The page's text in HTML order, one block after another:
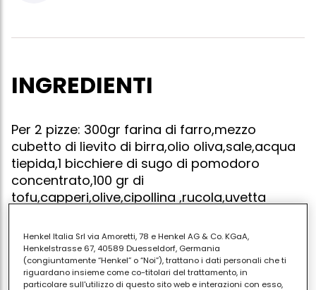
INGREDIENTI
Per 2 pizze: 300gr farina di farro,mezzo
cubetto di lievito di birra,olio oliva,sale,acqua
tiepida,1 bicchiere di sugo di pomodoro
concentrato,100 gr di
tofu,capperi,olive,cipollina ,rucola,uvetta
Impastare la farina con 2 bicchieri di acqua tiepida in
Henkel Italia Srl via Amoretti, 78 e Henkel AG & Co. KGaA,
Henkelstrasse 67, 40589 Duesseldorf, Germania
(congiuntamente “Henkel” o “Noi”), trattano i dati personali che ti
riguardano insieme come co-titolari del trattamento, in
particolare sull'utilizzo di questo sito web e interazioni con esso,